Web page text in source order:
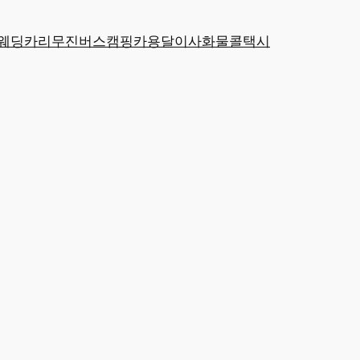
딩카리무진버스캠핑카용달이사화물콜택시